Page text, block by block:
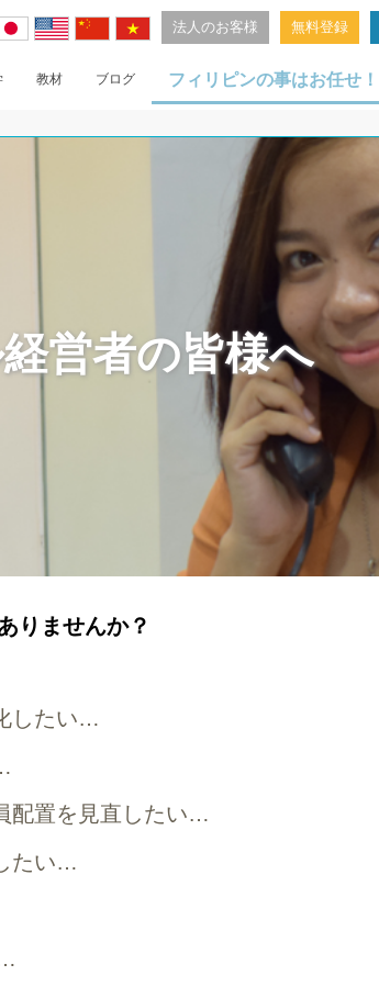
無料登録
法人のお客様
教材 ブログ フィリピンの事はお任せ！
営者の皆様へ
りませんか？
したい…
配置を見直したい…
たい…